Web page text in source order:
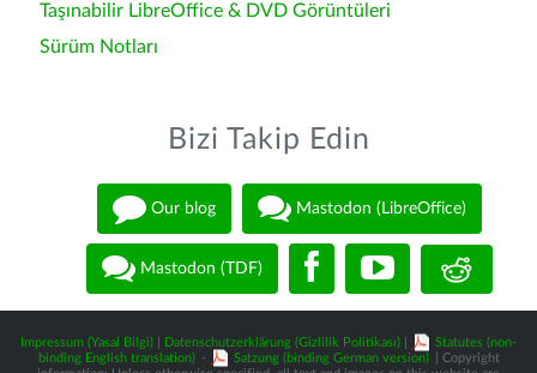
Taşınabilir LibreOffice & DVD Görüntüleri
Sürüm Notları
Bizi Takip Edin
Our blog Mastodon (LibreOffice)
Mastodon (TDF)
Impressum (Yasal Bilgi) Datenschutzerklärung (Gizlilik Politikası)
Statutes (non-
binding English translation) - Satzung (binding German version)
| Copyright